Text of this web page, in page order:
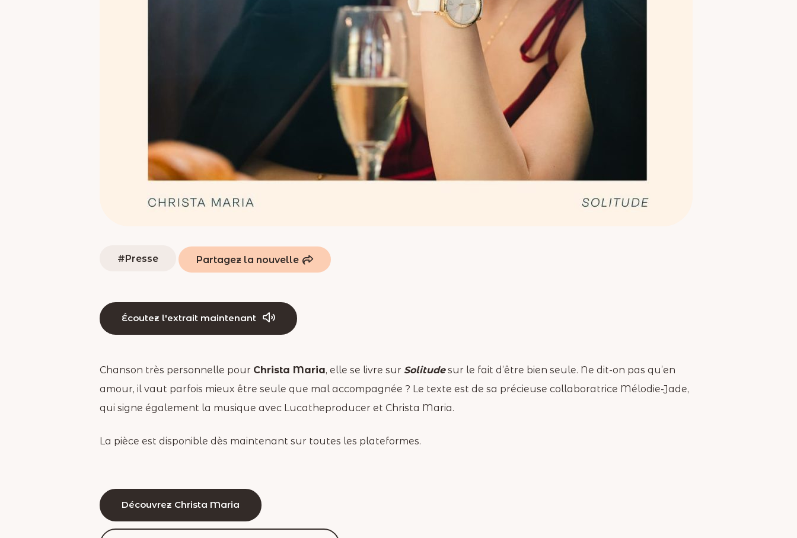
Presse
Écoutez l'extrait maintenant
Chanson très personnelle pour Christa Maria, elle se livre sur Solitudesur le fait d’être bien seule. Ne dit-on pas qu’en
amour, il vaut parfois mieux être seule que mal accompagnée ? Le texte est de sa précieuse collaboratrice Mélodie-Jade,
qui signe également la musique avec Lucatheproducer et Christa Maria.
La pièce est disponible dès maintenant sur toutes les plateformes.
Découvrez Christa Maria